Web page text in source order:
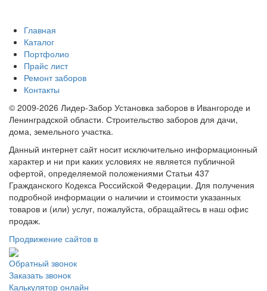
Главная
Каталог
Портфолио
Прайс лист
Ремонт заборов
Контакты
© 2009-2026 Лидер-Забор Установка заборов в Ивангороде и
Ленинградской области. Строительство заборов для дачи,
дома, земельного участка.
Данный интернет сайт носит исключительно информационный
характер и ни при каких условиях не является публичной
офертой, определяемой положениями Статьи 437
Гражданского Кодекса Российской Федерации. Для получения
подробной информации о наличии и стоимости указанных
товаров и (или) услуг, пожалуйста, обращайтесь в наш офис
продаж.
Продвижение сайтов в
Обратный звонок
Заказать звонок
Калькулятор онлайн